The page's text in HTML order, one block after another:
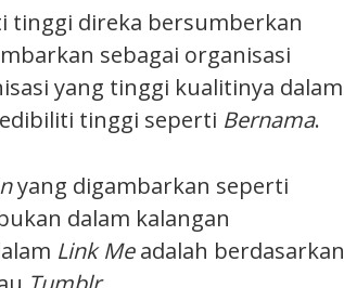
tinggi direka bersumberkan
sebagai organisasi
yang tinggi kualitinya dalam
tinggi seperti Bernama.
yang digambarkan seperti
dalam kalangan
Link Meadalah berdasarkan